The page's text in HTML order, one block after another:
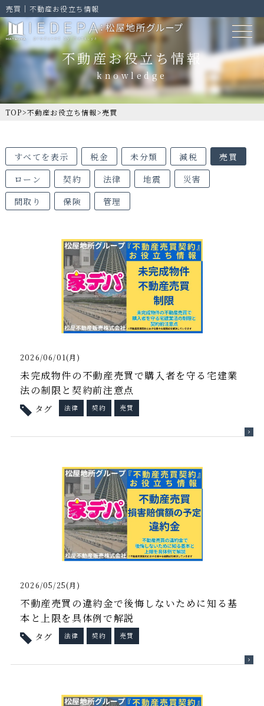
売買｜不動産お役立ち情報
TOP>不動産お役立ち情報>売買
不動産お役立ち情報
すべてを表示 税金 未分類 減税
売買
ローン
契約 法律 地震
災害
間取り
保険 管理
2026/06/01(月)
未完成物件の不動産売買で購入者を守る宅建業
法の制限と契約前注意点
タグ 法律 契約 売買
2026/05/25(月)
不動産売買の違約金で後悔しないために知る基
本と上限を具体例で解説
タグ 法律 契約 売買